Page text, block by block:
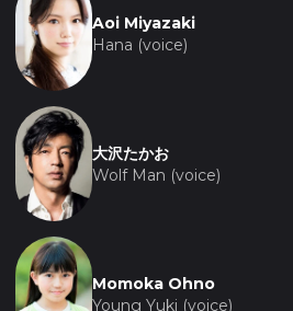
для каждого. Фильм
глубокий эмоциональный
важности семьи, понимании
других такими, какие они
Aoi Miyazaki
Hana (voice)
大沢たかお
Wolf Man (voice)
Momoka Ohno
Young Yuki (voice)